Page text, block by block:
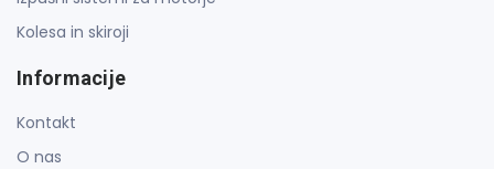
Kolesa in skiroji
Informacije
Kontakt
O nas